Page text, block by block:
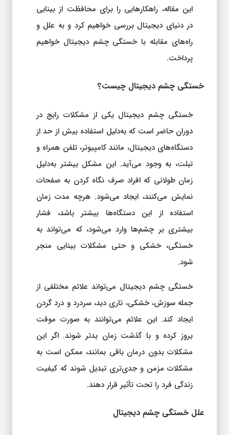
این مقاله، راهکارهایی را برای محافظت از بینایی
در دنیای دیجیتال بررسی خواهیم کرد و به علل و
راه‌های مقابله با خستگی چشم دیجیتال خواهیم
پرداخت.
خستگی چشم دیجیتال چیست؟
خستگی چشم دیجیتال یکی از مشکلات رایج در
دوران حاضر است که به‌دلیل استفاده بیش از حد از
دستگاه‌های دیجیتال، مانند کامپیوتر، تلفن همراه و
تبلت، به وجود می‌آید. این مشکل بیشتر به‌دلیل
زمان طولانی که افراد صرف نگاه کردن به صفحات
نمایش می‌کنند، ایجاد می‌شود. هرچه مدت زمان
استفاده از این دستگاه‌ها بیشتر باشد، فشار
بیشتری بر چشم‌ها وارد می‌شود، که می‌تواند به
خستگی، خشکی و حتی مشکلات بینایی منجر
شود.
خستگی چشم دیجیتال می‌تواند علائم مختلفی از
جمله سوزش، خشکی، تاری دید، سردرد و درد گردن
ایجاد کند. این علائم می‌توانند به صورت موقت
بروز کرده و با گذشت زمان بدتر شوند. اگر این
مشکلات بدون درمان باقی بمانند، ممکن است به
مشکلات مزمن و جدی‌تری تبدیل شوند که کیفیت
زندگی فرد را تحت تأثیر قرار دهند.
علل خستگی چشم دیجیتال